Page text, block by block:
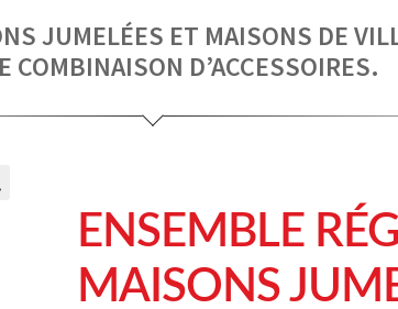
JUMELÉES ET MAISONS DE
COMBINAISON D’ACCESSOIRES.
ENSEMBLE
MAISONS